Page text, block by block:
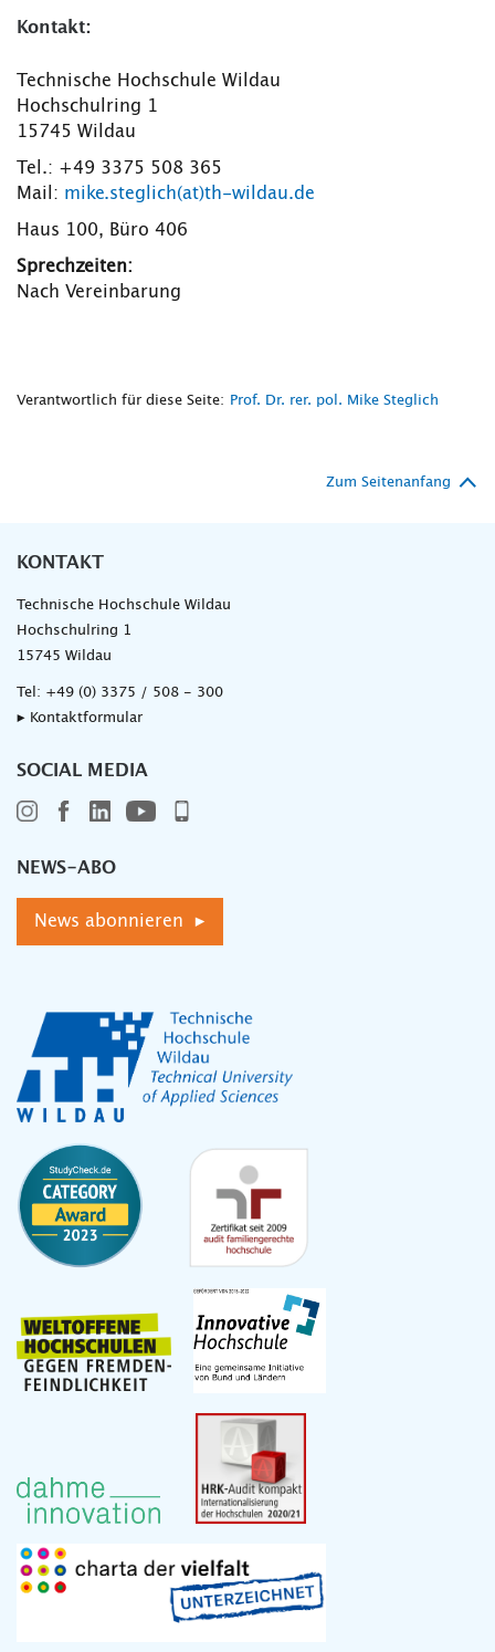
Kontakt:
Technische Hochschule Wildau
Hochschulring 1
15745 Wildau
Tel.: +49 3375 508 365
Mail: mike.steglich(at)th-wildau.de
Haus 100, Büro 406
Sprechzeiten:
Nach Vereinbarung
Verantwortlich für diese Seite: Prof. Dr. rer. pol. Mike Steglich
Zum Seitenanfang
KONTAKT
Technische Hochschule Wildau
Hochschulring 1
15745 Wildau
Tel: +49 (0) 3375 / 508 - 300
▸ Kontaktformular
SOCIAL MEDIA
NEWS-ABO
News abonnieren ▸